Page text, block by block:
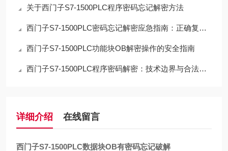
关于西门子S7-1500PLC程序密码忘记解密方法
西门子S7-1500PLC密码忘记解密应急指南：正确复位流程与数据取舍
西门子S7-1500PLC功能块OB解密操作的安全指南
西门子S7-1500PLC程序密码解密：技术边界与合法路径的深度解析
详细介绍 在线留言
西门子S7-1500PLC数据块OB有密码忘记破解